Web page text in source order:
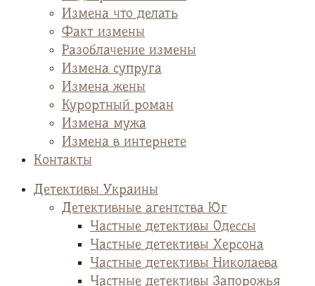
Измена что делать
Факт измены
Разоблачение измены
Измена супруга
Измена жены
Курортный роман
Измена мужа
Измена в интернете
Контакты
Детективы Украины
Детективные агентства Юг
Частные детективы Одессы
Частные детективы Херсона
Частные детективы Николаева
Частные детективы Запорожья